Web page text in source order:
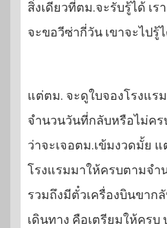
สิ่งเดียวที่ตม.จะรับรู้ได้ เร
จะขอวีซ่ากี่วัน เขาจะไปรู้
แต่ตม. จะดูใบจองโรงแร
จำนวนวันที่กลับหรือไม่ค
ว่าจะเจอตม.เข้มงวดมั้ย
โรงแรมมาให้ครบตามจำ
รวมถึงมีตั๋วเครื่องบินขาก
เดินทาง คือเตรียมให้คร